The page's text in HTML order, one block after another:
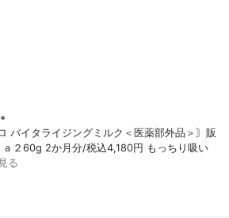
バイタライジングミルク＜医薬部外品＞〙販
２60g 2か月分/税込4,180円 もっちり吸い
る